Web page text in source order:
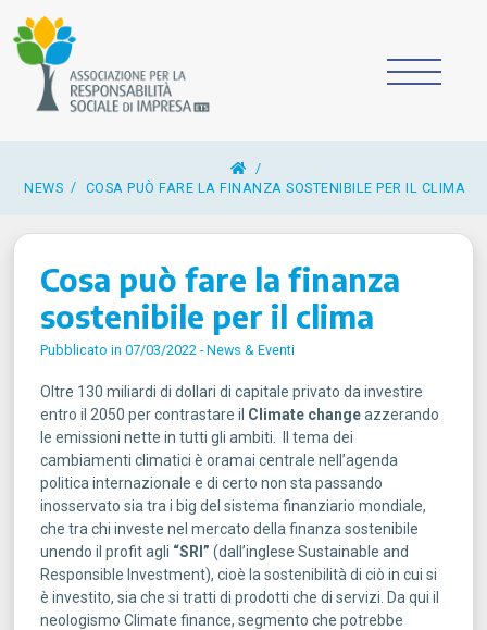
/
NEWS
COSA PUÒ FARE LA FINANZA SOSTENIBILE PER IL CLIMA
Cosa può fare la finanza
sostenibile per il clima
Pubblicato in 07/03/2022 -News & Eventi
Oltre 130 miliardi di dollari di capitale privato da investire
entro il 2050 per contrastare il Climate changeazzerando
le emissioni nette in tutti gli ambiti. Il tema dei
cambiamenti climatici è oramai centrale nell’agenda
politica internazionale e di certo non sta passando
inosservato sia tra i big del sistema finanziario mondiale,
che tra chi investe nel mercato della finanza sostenibile
unendo il profit agli “SRI” (dall’inglese Sustainable and
Responsible Investment), cioè la sostenibilità di ciò in cui si
è investito, sia che si tratti di prodotti che di servizi. Da qui il
neologismo Climate finance, segmento che potrebbe